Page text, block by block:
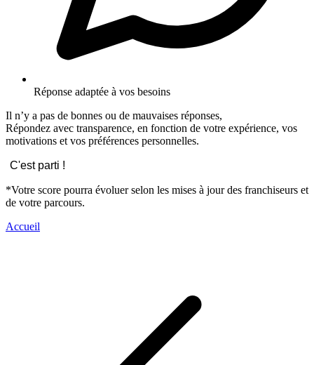
Réponse adaptée à vos besoins
Il n’y a pas de bonnes ou de mauvaises réponses,
Répondez avec transparence, en fonction de votre expérience, vos
motivations et vos préférences personnelles.
C'est parti !
*Votre score pourra évoluer selon les mises à jour des franchiseurs et
de votre parcours.
Accueil